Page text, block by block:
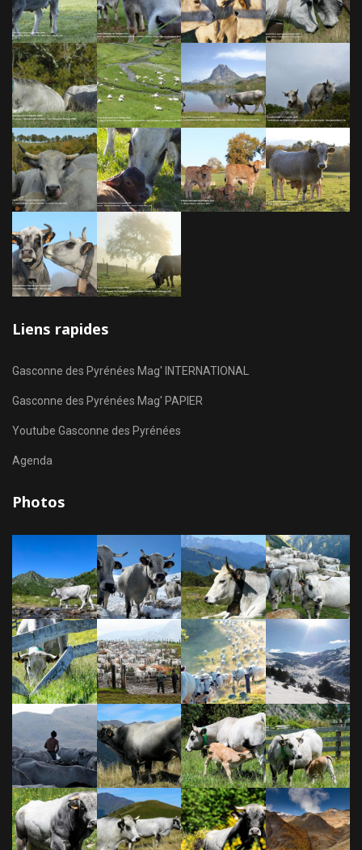
Liens rapides
Gasconne des Pyrénées Mag' INTERNATIONAL
Gasconne des Pyrénées Mag' PAPIER
Youtube Gasconne des Pyrénées
Agenda
Photos